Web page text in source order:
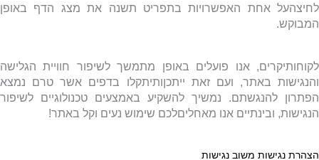
לחיצהעל אחת האפשרויות בתפריט תשנה את מצג הדף באופן
המבוקש.
לקוחותיקרים, אנו פועלים באופן מתמשך לשיפור חוויית הגלישה
והנגישות באתר, ועם זאת ייתכןותיתקלו בדפים אשר טרם נמצא
הפתרון להנגשתם. נמשיך להשקיע באמצעים טכנולוגיים לשיפור
הנגישות, ובינתיים אנו מאחליםלכם שימוש נעים וקל באתר!
הצהרת נגישות משוב נגישות